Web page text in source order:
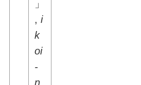
」
,i
k
oi
-
n